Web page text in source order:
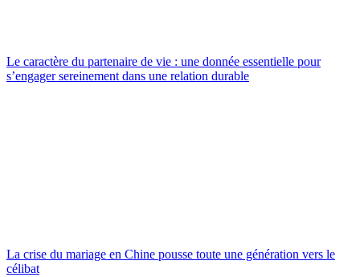
Le caractère du partenaire de vie : une donnée essentielle pour
s’engager sereinement dans une relation durable
La crise du mariage en Chine pousse toute une génération vers le
célibat